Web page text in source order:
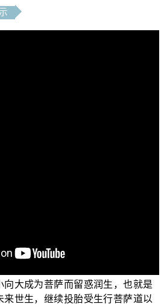
？因为阿罗汉“我生已尽，不受后
出生。所有亲证阿罗汉果的人都是
向大成为菩萨而留惑润生，也就是
来世生，继续投胎受生行菩萨道以